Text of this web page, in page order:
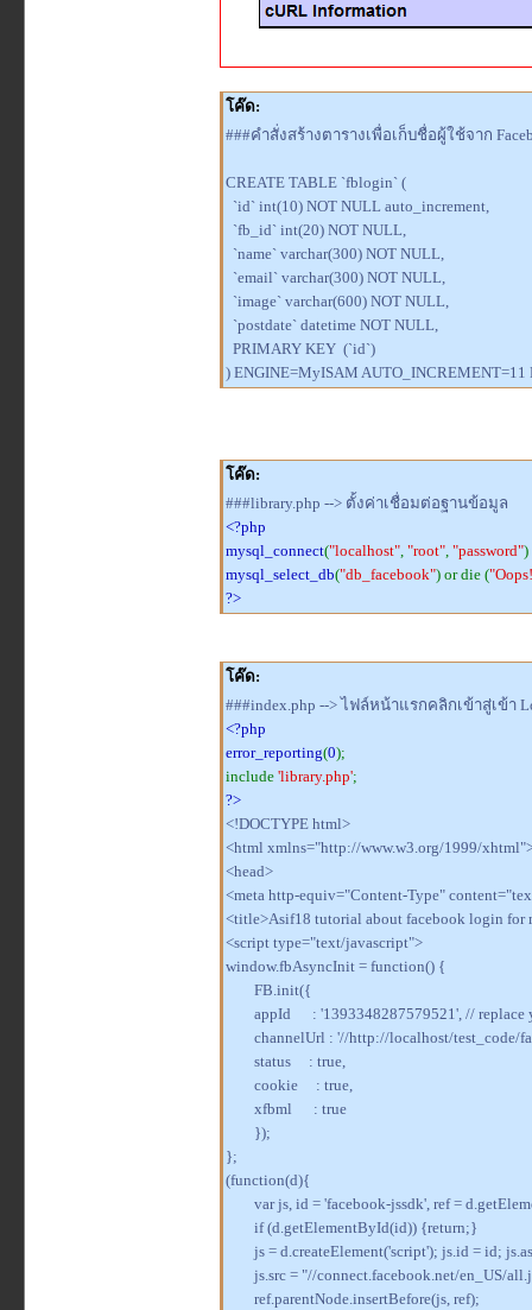
โค๊ด:
###คำสั่งสร้างตารางเพื่อเก็บชื่อผู้ใช้จาก
CREATE TABLE `fblogin` (
`id` int(10) NOT NULL auto_increment,
`fb_id` int(20) NOT NULL,
`name` varchar(300) NOT NULL,
`email` varchar(300) NOT NULL,
`image` varchar(600) NOT NULL,
`postdate` datetime NOT NULL,
PRIMARY KEY (`id`)
) ENGINE=MyISAM AUTO_INCREMENT=11
โค๊ด:
###library.php --> ตั้งค่าเชื่อมต่อฐานข้อมูล
<?php
mysql_connect("localhost", "root", "password")
mysql_select_db("db_facebook") or die (
?>
โค๊ด:
###index.php --> ไฟล์หน้าแรกคลิกเข้าสู่เข้า
<?php
error_reporting(0);
include 'library.php';
?>
<!DOCTYPE html>
<html xmlns="http://www.w3.org/1999/
<head>
<meta http-equiv="Content-Type"
<title>Asif18 tutorial about facebook login for
<script type="text/javascript">
window.fbAsyncInit = function() {
FB.init({
appId : '1393348287579521', // replace
channelUrl : '//http://localhost/test_code/
status : true,
cookie : true,
xfbml : true
});
};
(function(d){
var js, id = 'facebook-jssdk', ref =
if (d.getElementById(id)) {return;}
js = d.createElement('script'); js.id = id;
js.src = "//connect.facebook.net/en_US/
ref.parentNode.insertBefore(js, ref);